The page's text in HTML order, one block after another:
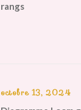
rangs
octobre 13, 2024